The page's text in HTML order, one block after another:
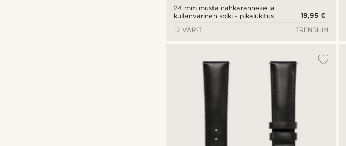
24 mm musta nahkaranneke ja
kullanvärinen solki - pikalukitus
19,95 €
12 VÄRIT
TRENDHIM